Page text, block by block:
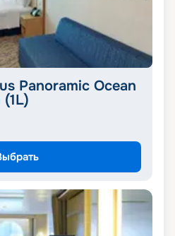
Panoramic Ocean